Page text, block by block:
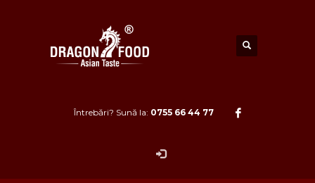
Întrebări? Sună la: 0755 66 44 77